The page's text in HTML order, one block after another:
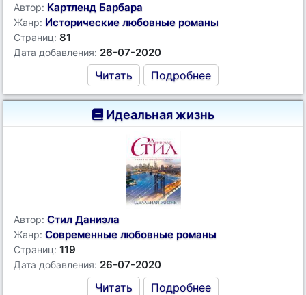
Автор: Картленд Барбара
Жанр: Исторические любовные романы
Страниц: 81
Дата добавления: 26-07-2020
Читать Подробнее
Идеальная жизнь
Автор: Стил Даниэла
Жанр: Современные любовные романы
Страниц: 119
Дата добавления: 26-07-2020
Читать Подробнее